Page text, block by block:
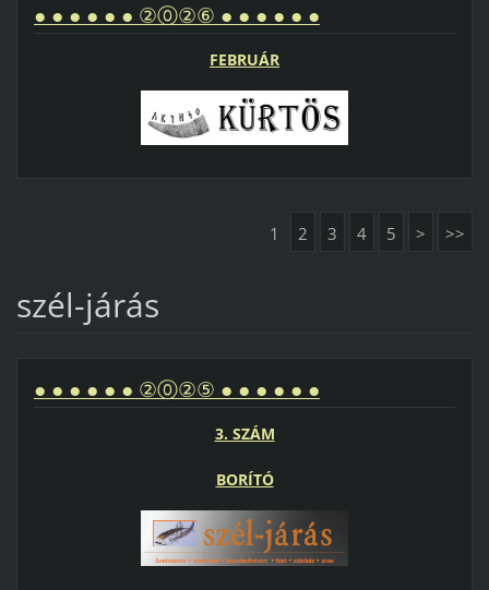
● ● ● ● ● ● ②⓪②⑥ ● ● ● ● ● ●
FEBRUÁR
1 2 3 4 5 > >>
szél-járás
● ● ● ● ● ● ②⓪②⑤ ● ● ● ● ● ●
3. SZÁM
BORÍTÓ